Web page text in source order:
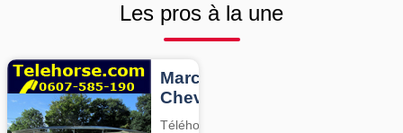
Les pros à la une
Marcheurs
Chevaux
Téléhorse,